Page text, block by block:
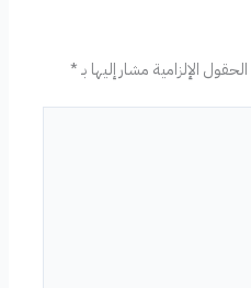
الحقول الإلزامية مشار إليها بـ*